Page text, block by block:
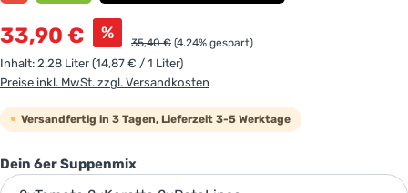
Verkaufspreis:
33,90 € % Regulärer Preis:
35,40 € (4.24% gespart)
Inhalt: 2.28 Liter (14,87 € / 1 Liter)
Preise inkl. MwSt. zzgl. Versandkosten
Versandfertig in 3 Tagen, Lieferzeit 3-5 Werktage
Dein 6er Suppenmixauswählen